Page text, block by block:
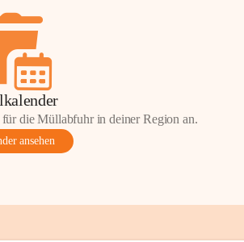
die Müllabfuhr in deiner Region an.
ansehen